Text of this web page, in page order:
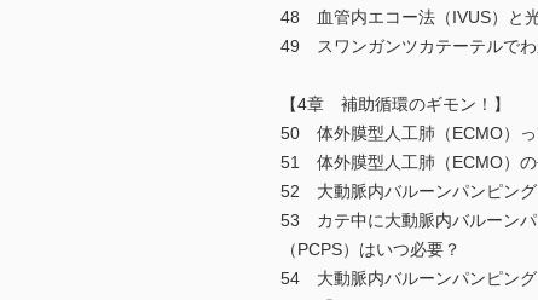
48 血管内エコー法（IVUS）と
49 スワンガンツカテーテルでわ
【4章 補助循環のギモン！】
50 体外膜型人工肺（ECMO）っ
51 体外膜型人工肺（ECMO）の
52 大動脈内バルーンパンピング
53 カテ中に大動脈内バルーン
（PCPS）はいつ必要？
54 大動脈内バルーンパンピング